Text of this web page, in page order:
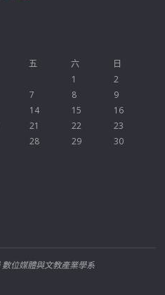
五 六
日
1
2
7 8
9
14 15
16
21 22
23
28 29
30
位媒體與文教產業學系